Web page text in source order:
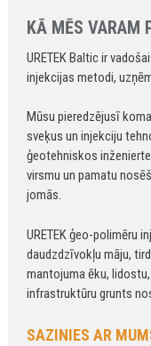
KĀ MĒS VARAM
URETEK Baltic ir
injekcijas metodi,
Mūsu pieredzējusī
sveķus un injekciju
ģeotehniskos
virsmu un pamatu
jomās.
URETEK ģeo-polimēru
daudzdzīvokļu māju,
mantojuma ēku,
infrastruktūru grunts
SAZINIES AR